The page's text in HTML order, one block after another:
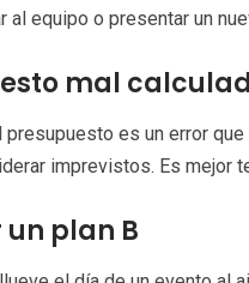
al equipo o presentar un
mal
presupuesto es un error
imprevistos. Es mejor
un plan B